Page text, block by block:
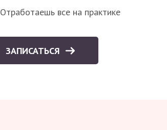
Отработаешь все на практике
ЗАПИСАТЬСЯ